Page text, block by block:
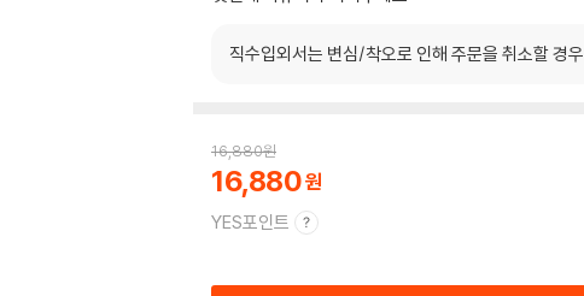
직수입외서는 변심/착오로 인해 주문을 취소할 경우
16,880원
16,880
YES포인트